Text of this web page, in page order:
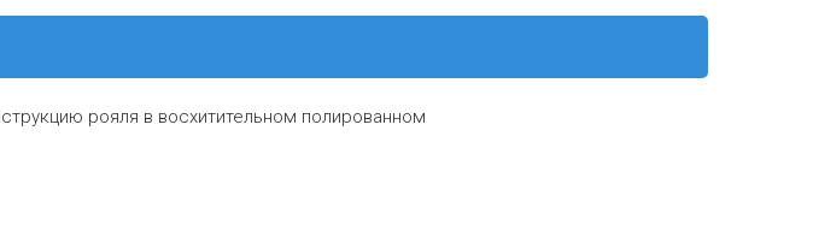
рояля в восхитительном полированном